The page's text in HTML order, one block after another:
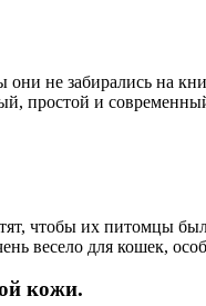
не забирались на
простой и
чтобы их питомцы
весело для кошек,
кожи.